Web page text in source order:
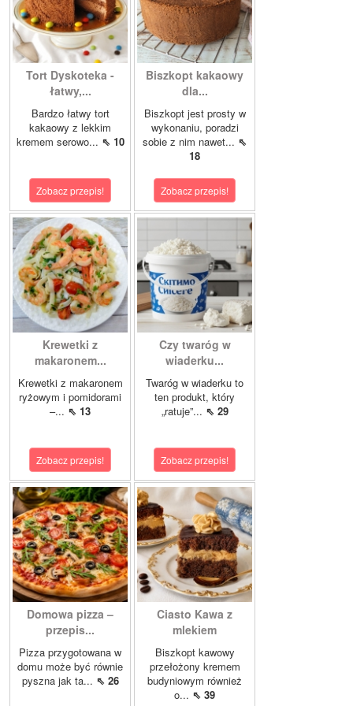
Tort Dyskoteka -
łatwy,...
Bardzo łatwy tort
kakaowy z lekkim
kremem serowo... ⇖ 10
Zobacz przepis!
Biszkopt kakaowy
dla...
Biszkopt jest prosty w
wykonaniu, poradzi
sobie z nim nawet... ⇖
18
Zobacz przepis!
Krewetki z
makaronem...
Krewetki z makaronem
ryżowym i pomidorami
–... ⇖ 13
Zobacz przepis!
Czy twaróg w
wiaderku...
Twaróg w wiaderku to
ten produkt, który
„ratuje”... ⇖ 29
Zobacz przepis!
Domowa pizza –
przepis...
Pizza przygotowana w
domu może być równie
pyszna jak ta... ⇖ 26
Ciasto Kawa z
mlekiem
Biszkopt kawowy
przełożony kremem
budyniowym również
o... ⇖ 39